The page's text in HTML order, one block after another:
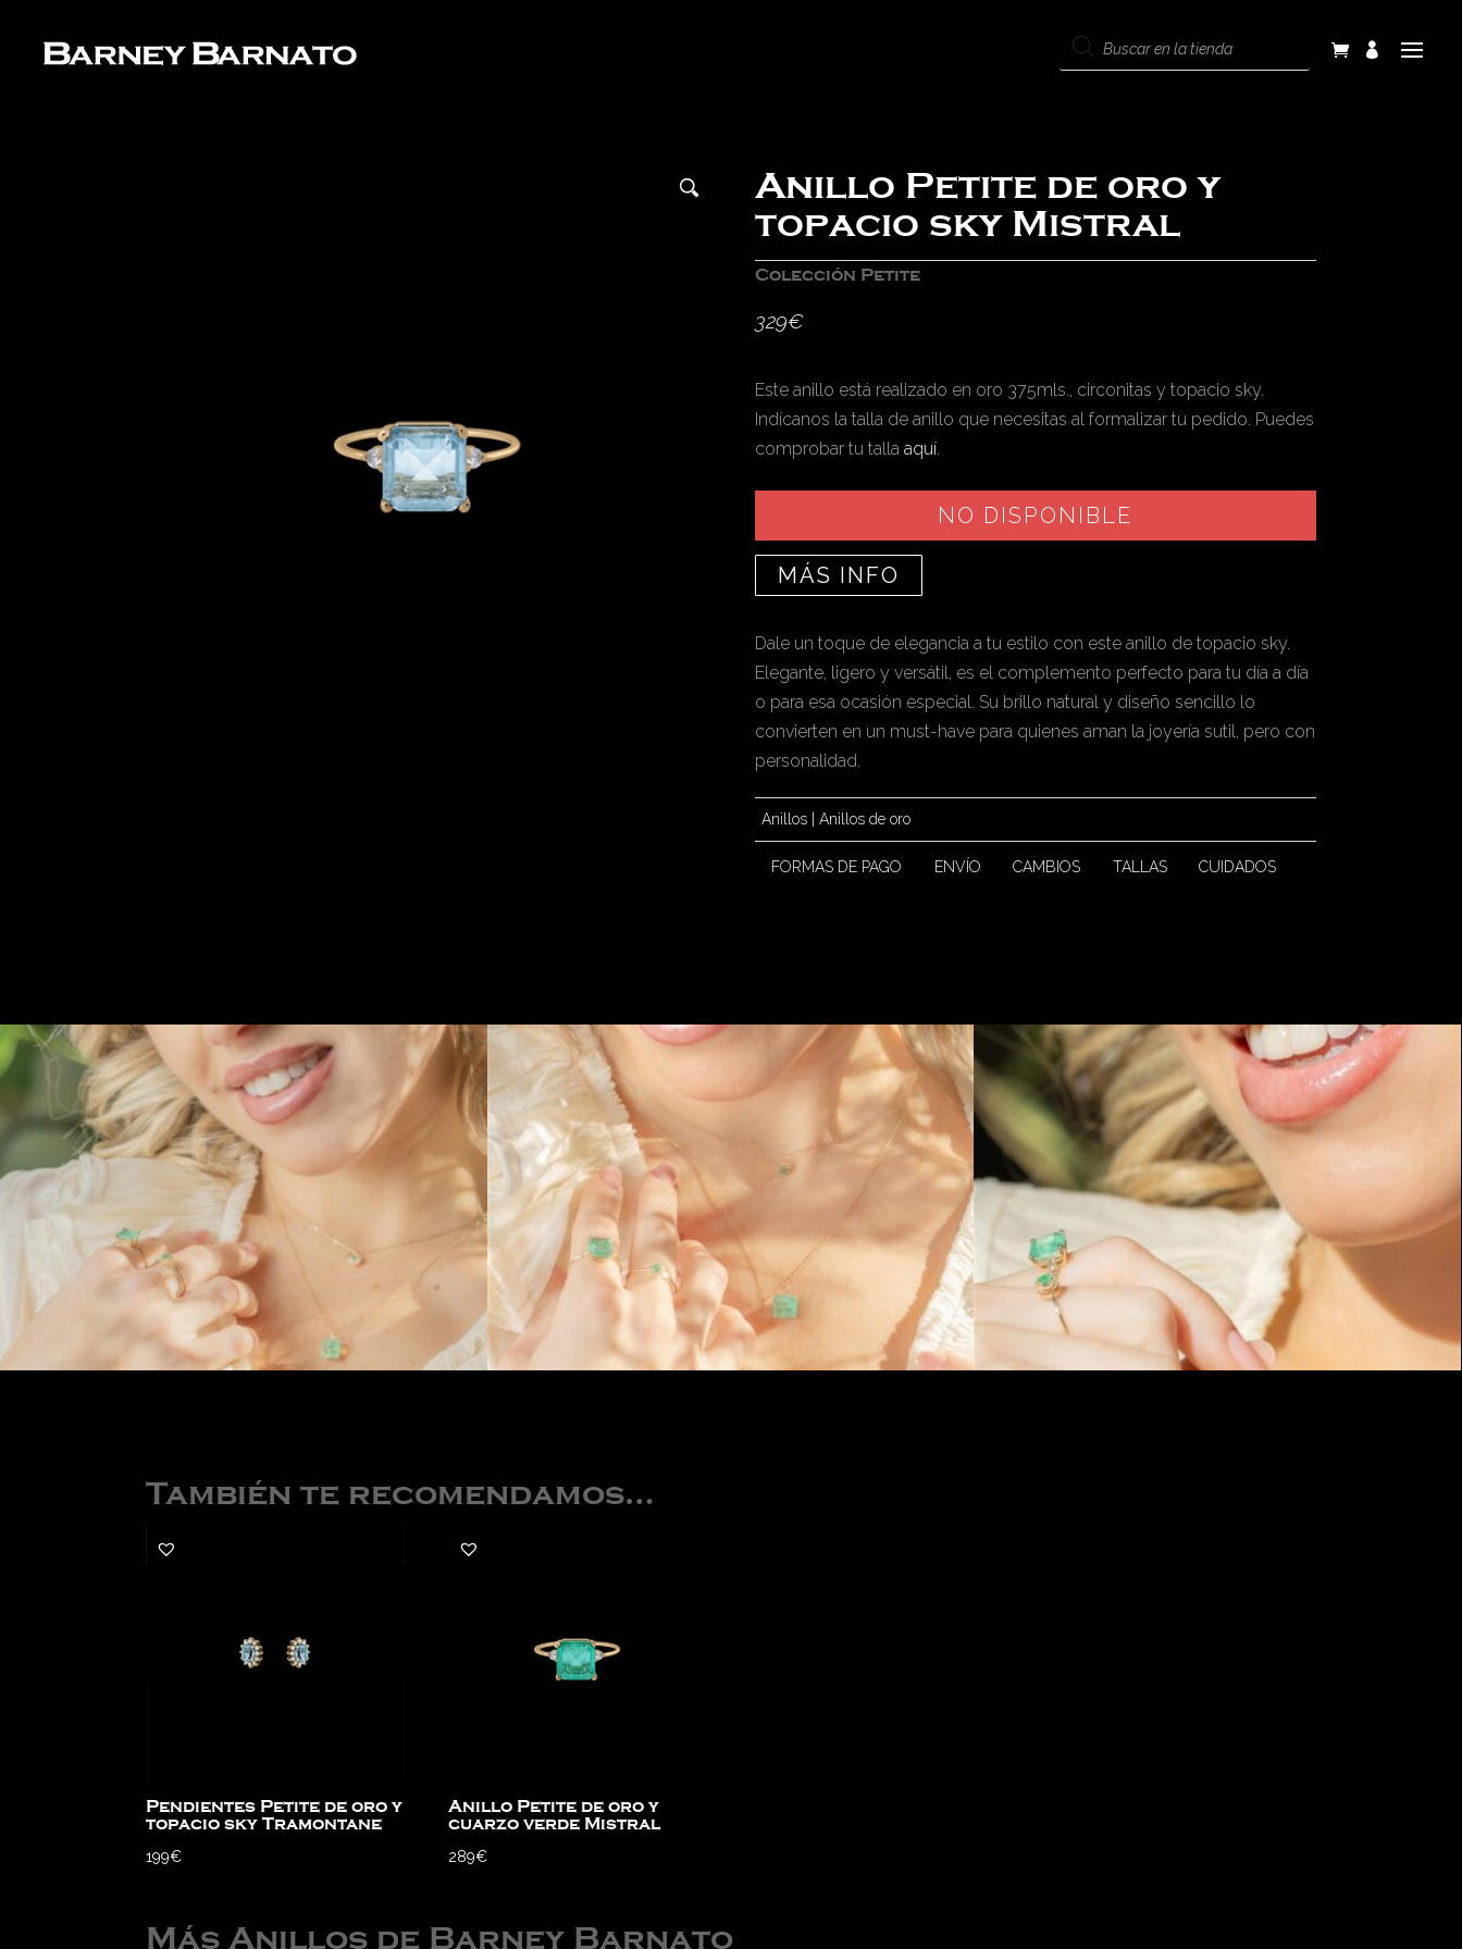
search
Anillo Petite de oro y
topacio sky Mistral
Colección Petite
329€
Este anillo está realizado en oro 375mls., circonitas y topacio sky.
Indícanos la talla de anillo que necesitas al formalizar tu pedido. Puedes
comprobar tu talla aquí.
NO DISPONIBLE
MÁS INFO
Dale un toque de elegancia a tu estilo con este anillo de topacio sky.
Elegante, ligero y versátil, es el complemento perfecto para tu día a día
o para esa ocasión especial. Su brillo natural y diseño sencillo lo
convierten en un must-have para quienes aman la joyería sutil, pero con
personalidad.
Anillos| Anillos de oro
FORMAS DE PAGO ENVÍO CAMBIOS TALLAS CUIDADOS
También te recomendamos…
Pendientes Petite de oro y
topacio sky Tramontane
199€
Anillo Petite de oro y
cuarzo verde Mistral
289€
Más Anillos de Barney Barnato